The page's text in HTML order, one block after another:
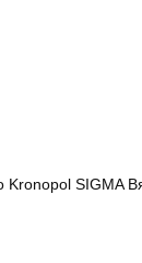
Kronopol SIGMA